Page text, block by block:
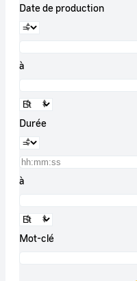
Date de production
à
Durée
à
Mot-clé